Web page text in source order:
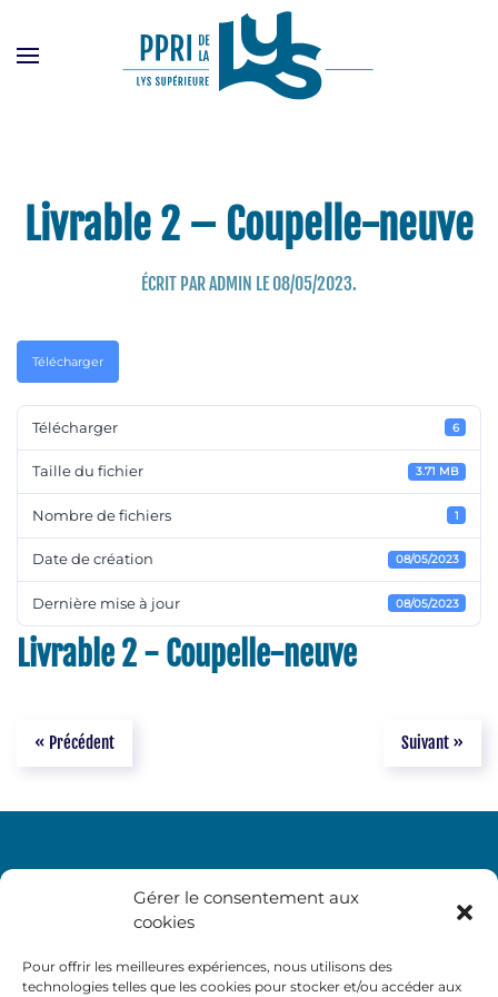
Gérer le consentement aux
cookies
Pour offrir les meilleures expériences, nous utilisons des
technologies telles que les cookies pour stocker et/ou accéder aux
Livrable 2 – Coupelle-neuve
ÉCRIT PARADMIN LE08/05/2023.
Télécharger
Télécharger 6
Taille du fichier 3.71 MB
Nombre de fichiers 1
Date de création 08/05/2023
Dernière mise à jour 08/05/2023
Livrable 2 - Coupelle-neuve
« Précédent Suivant »